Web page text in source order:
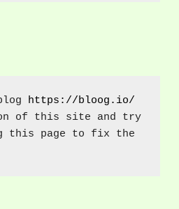
https://bloog.io/
of this site and try
this page to fix the